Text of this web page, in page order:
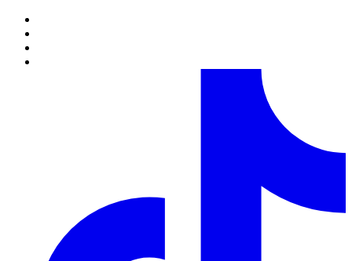
попереднім погодженням з менеджером.
6. Повністю оформленим і прийнятим до виконання,
вважається замовлення зі статусом "Сплачено".
1. Кожному замовленню присвоюється певний статус, який
2. Статуси замовлень змінюються цілодобово в
автоматичному режимі. У зв'язку з великим навантаженням,
статуси замовлень на 14 лютого і 8 березня,новий рік
змінюються протягом 48 годин з моменту встановленої дати
його виконання.